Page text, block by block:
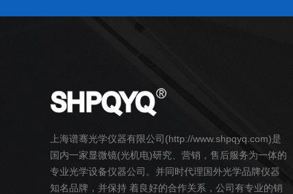
上海谱骞光学仪器有限公司(http://www.shpqyq.com)是
国内一家显微镜(光机电)研究、营销，售后服务为一体的
专业光学设备仪器公司。并同时代理国外光学品牌仪器
知名品牌，并保持 着良好的合作关系，公司有专业的销